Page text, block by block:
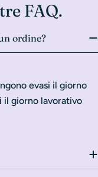
FAQ.
ordine?
evasi il giorno
il giorno lavorativo